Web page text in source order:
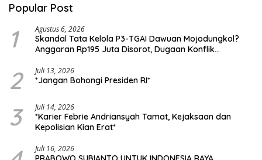
Popular Post
1 Agustus 6, 2026
Skandal Tata Kelola P3-TGAI Dawuan Mojodungkol?
Anggaran Rp195 Juta Disorot, Dugaan Konflik
2 Juli 13, 2026
*Jangan Bohongi Presiden RI*
3 Juli 14, 2026
*Karier Febrie Andriansyah Tamat, Kejaksaan dan
Kepolisian Kian Erat*
Juli 16, 2026